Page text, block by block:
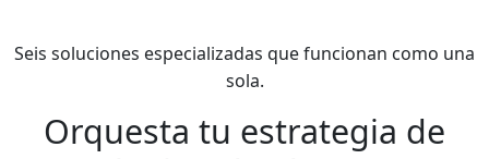
Seis soluciones especializadas que funcionan como una
sola.
Orquesta tu estrategia de